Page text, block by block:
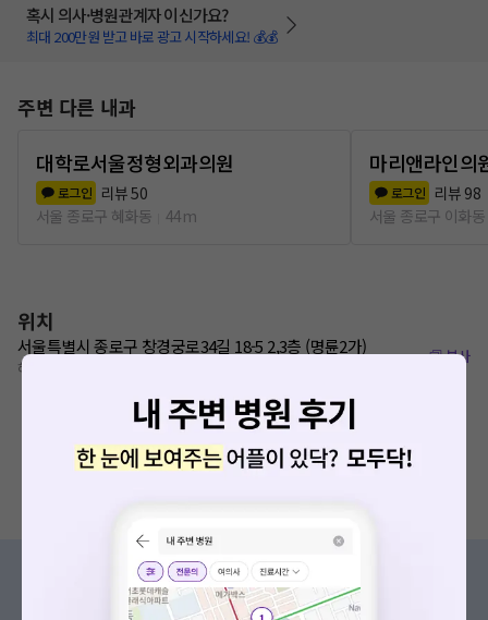
혹시 의사·병원관계자 이신가요?
최대 200만원 받고 바로 광고 시작하세요! 💰💰
주변 다른 내과
대학로서울정형외과의원
로그인 리뷰50
서울 종로구 혜화동
44m
마리앤라인의
로그인 리뷰 98
서울 종로구 이화동
위치
서울특별시 종로구 창경궁로34길 18-5 2,3층 (명륜2가)
혜화역 220m
복사
증상/치료, 궁금한 점이 있나요?
의사가 직접 답해드려요!